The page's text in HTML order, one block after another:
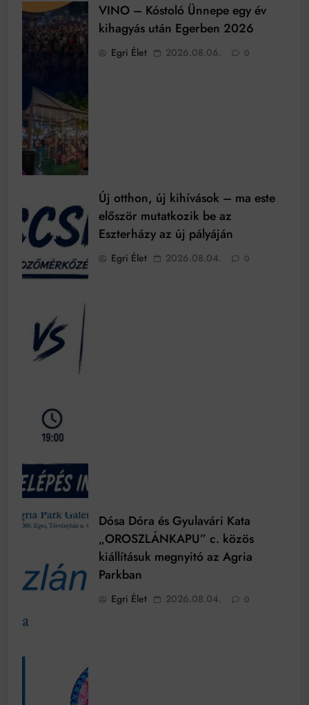
VINO – Kóstoló Ünnepe egy év
kihagyás után Egerben 2026
Egri Élet 2026.08.06. 0
Új otthon, új kihívások – ma este
először mutatkozik be az
Eszterházy az új pályáján
Egri Élet 2026.08.04. 0
Dósa Dóra és Gyulavári Kata
„OROSZLÁNKAPU” c. közös
kiállításuk megnyitó az Agria
Parkban
Egri Élet 2026.08.04. 0